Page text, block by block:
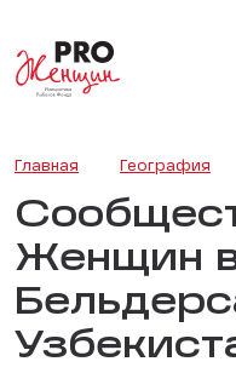
Главная География
Женщин в